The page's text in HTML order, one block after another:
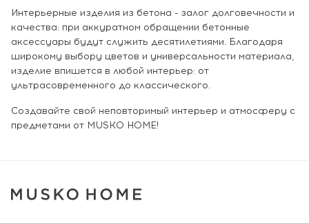
Интерьерные изделия из бетона - залог долговечности и
качества: при аккуратном обращении бетонные
аксессуары будут служить десятилетиями. Благодаря
широкому выбору цветов и универсальности материала,
изделие впишется в любой интерьер: от
ультрасовременного до классического.
Создавайте свой неповторимый интерьер и атмосферу с
предметами от MUSKO HOME!